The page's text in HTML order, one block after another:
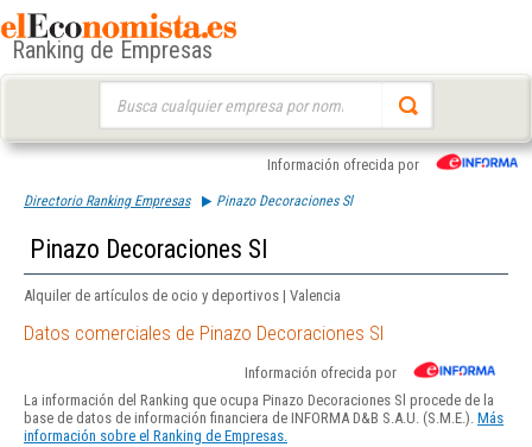
Ranking de Empresas
Información ofrecida por
Directorio Ranking Empresas Pinazo Decoraciones Sl
Pinazo Decoraciones Sl
Alquiler de artículos de ocio y deportivos | Valencia
Datos comerciales de Pinazo Decoraciones Sl
Información ofrecida por
La información del Ranking que ocupa Pinazo Decoraciones Sl procede de la
base de datos de información financiera de INFORMA D&B S.A.U. (S.M.E.). Más
información sobre el Ranking de Empresas.